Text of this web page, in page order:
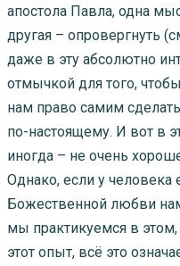
апостола Павла, одна
другая – опровергнуть
даже в эту абсолютно
отмычкой для того,
нам право самим
по-настоящему. И вот в
иногда – не очень
Однако, если у человека
Божественной любви
мы практикуемся в этом,
этот опыт, всё это